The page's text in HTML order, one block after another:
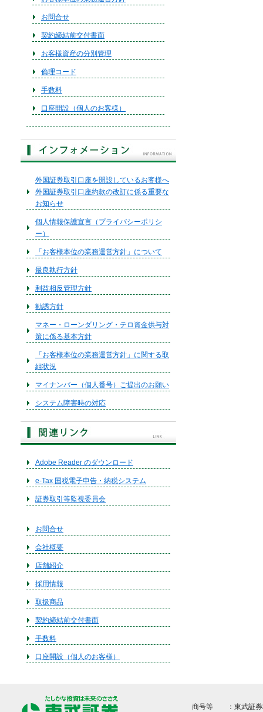
お問合せ
契約締結前交付書面
お客様資産の分別管理
倫理コード
手数料
口座開設（個人のお客様）
外国証券取引口座を開設しているお客様へ
外国証券取引口座約款の改訂に係る重要な
お知らせ
個人情報保護宣言（プライバシーポリシ
ー）
「お客様本位の業務運営方針」について
最良執行方針
利益相反管理方針
勧誘方針
マネー・ローンダリング・テロ資金供与対
策に係る基本方針
「お客様本位の業務運営方針」に関する取
組状況
マイナンバー（個人番号）ご提出のお願い
システム障害時の対応
Adobe Reader のダウンロード
e-Tax 国税電子申告・納税システム
証券取引等監視委員会
お問合せ
会社概要
店舗紹介
採用情報
取扱商品
契約締結前交付書面
手数料
口座開設（個人のお客様）
商号等 ：東武証券